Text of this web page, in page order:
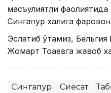
масъулиятли фаолиятида
Сингапур халқига
Эслатиб ўтамиз,
Жомарт Тоқаевга жавоб
Сингапур Сиёсат